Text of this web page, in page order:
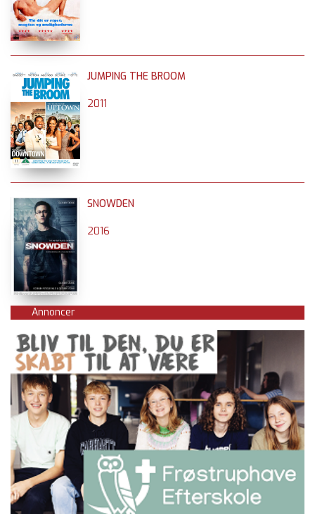
JUMPING THE BROOM
2011
SNOWDEN
2016
Annoncer